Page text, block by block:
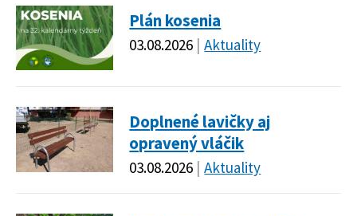
Plán kosenia
03.08.2026 Aktuality
Doplnené lavičky aj
opravený vláčik
03.08.2026 Aktuality